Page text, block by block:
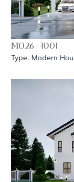
MO26-1001
Type: Modern